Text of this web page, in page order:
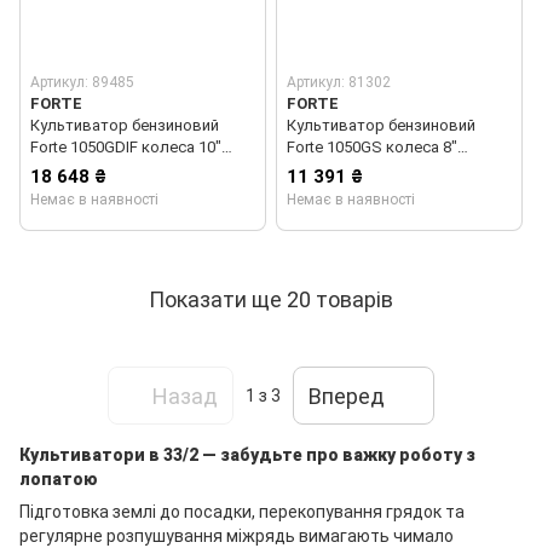
Артикул: 89485
FORTE
Культиватор бензиновий
Forte 1050GDIF колеса 10"
(89485)
18 648 ₴
Немає в наявності
Артикул: 81302
FORTE
Культиватор бензиновий
Forte 1050GS колеса 8"
(81302)
11 391 ₴
Немає в наявності
Показати ще 20 товарів
Назад 1 з 3 Вперед
Культиватори в 33/2 — забудьте про важку роботу з
лопатою
Підготовка землі до посадки, перекопування грядок та
регулярне розпушування міжрядь вимагають чимало